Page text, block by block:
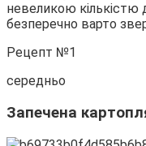
невеликою кількістю
безперечно варто
Рецепт №1
середньо
Запечена